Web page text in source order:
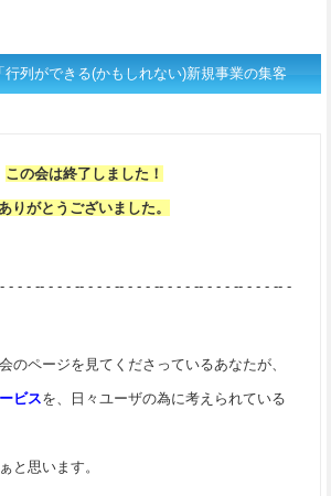
行列ができる(かもしれない)新規事業の集客
この会は終了しました！
りがとうございました。
- - - -- - - - -- - - - -- - - - -- - - - -- - - - -- - - - -- -
のページを見てくださっているあなたが、
ビスを、日々ユーザの為に考えられている
と思います。